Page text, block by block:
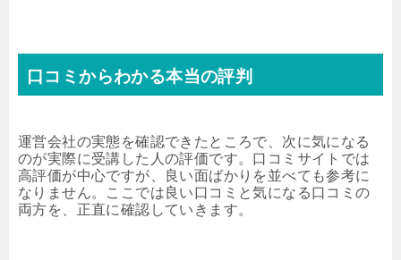
口コミからわかる本当の評判
運営会社の実態を確認できたところで、次に気になる
のが実際に受講した人の評価です。口コミサイトでは
高評価が中心ですが、良い面ばかりを並べても参考に
なりません。ここでは良い口コミと気になる口コミの
両方を、正直に確認していきます。